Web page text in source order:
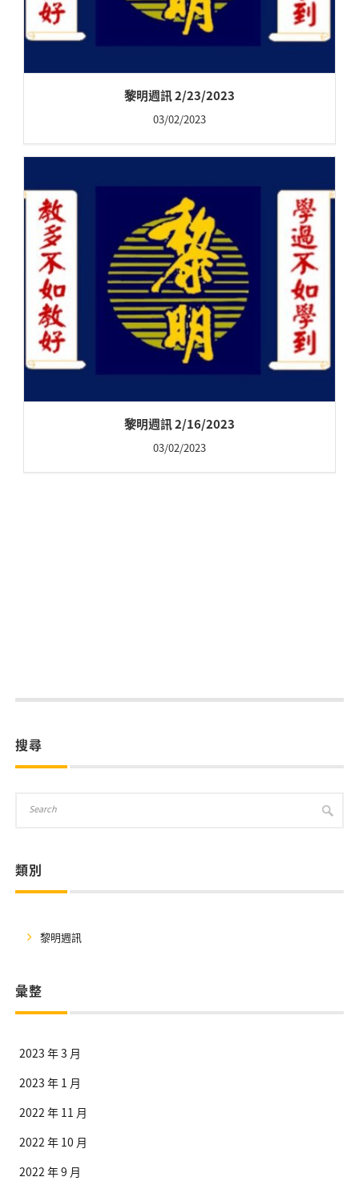
黎明週訊 2/23/2023
03/02/2023
黎明週訊 2/16/2023
03/02/2023
搜尋
類別
黎明週訊
彙整
2023 年 3 月
2023 年 1 月
2022 年 11 月
2022 年 10 月
2022 年 9 月